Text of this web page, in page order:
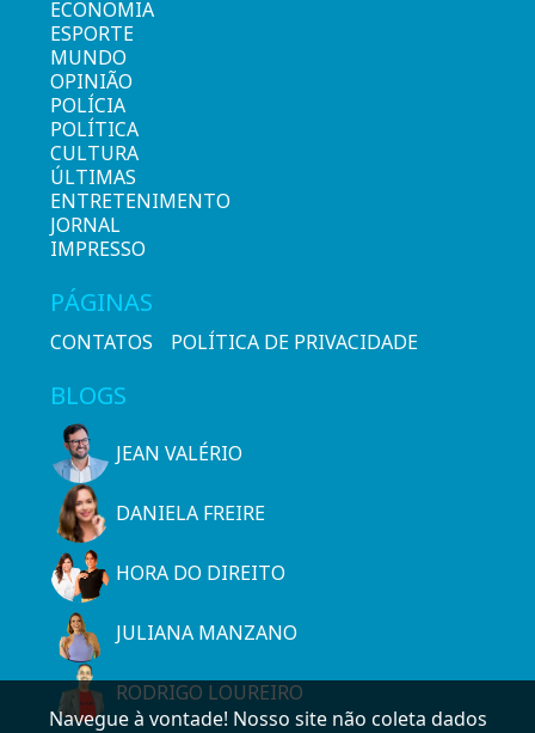
ECONOMIA
ESPORTE
MUNDO
OPINIÃO
POLÍCIA
POLÍTICA
CULTURA
ÚLTIMAS
ENTRETENIMENTO
JORNAL
IMPRESSO
PÁGINAS
CONTATOS POLÍTICA DE PRIVACIDADE
BLOGS
JEAN VALÉRIO
DANIELA FREIRE
HORA DO DIREITO
JULIANA MANZANO
RODRIGO LOUREIRO
Navegue à vontade! Nosso site não coleta dados